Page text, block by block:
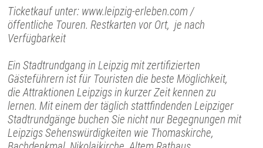
Ticketkauf unter: www.leipzig-erleben.com /
öffentliche Touren. Restkarten vor Ort, je nach
Verfügbarkeit
Ein Stadtrundgang in Leipzig mit zertifizierten
Gästeführern ist für Touristen die beste Möglichkeit,
die Attraktionen Leipzigs in kurzer Zeit kennen zu
lernen. Mit einem der täglich stattfindenden Leipziger
Stadtrundgänge buchen Sie nicht nur Begegnungen mit
Leipzigs Sehenswürdigkeiten wie Thomaskirche,